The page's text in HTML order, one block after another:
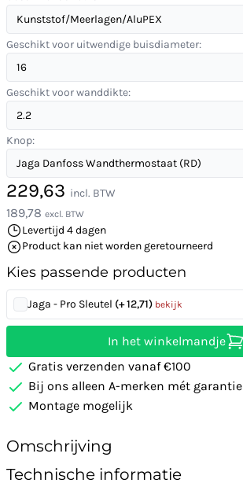
Geschikt voor uitwendige buisdiameter:
Geschikt voor wanddikte:
Knop:
229,63 incl. BTW
189,78 excl. BTW
Levertijd 4 dagen
Product kan niet worden geretourneerd
Kies passende producten
Jaga - Pro Sleutel (+ 12,71) bekijk
In het winkelmandje
Gratis verzenden vanaf €100
Bij ons alleen A-merken mét garantie
Montage mogelijk
Omschrijving
Technische informatie